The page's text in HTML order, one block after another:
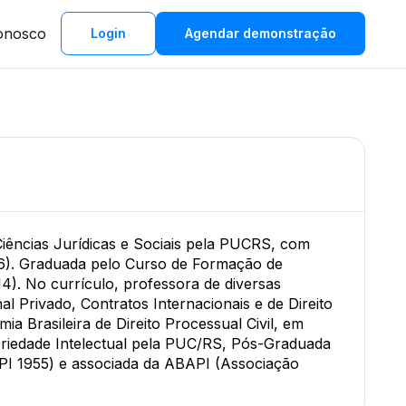
Login Agendar demonstração
Jurídicas e Sociais pela PUCRS, com
Graduada pelo Curso de Formação de
No currículo, professora de diversas
Privado, Contratos Internacionais e de Direito
Brasileira de Direito Processual Civil, em
Intelectual pela PUC/RS, Pós-Graduada
1955) e associada da ABAPI (Associação